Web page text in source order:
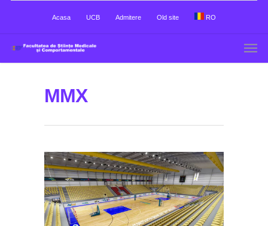
Acasa UCB Admitere Old site RO
MMX